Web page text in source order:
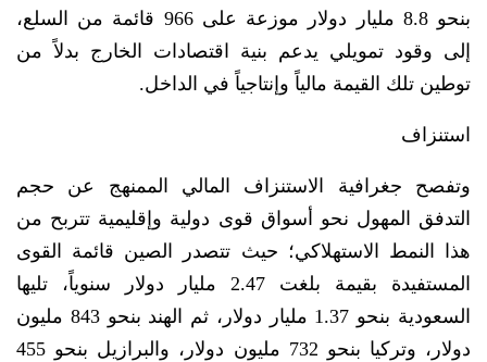
بنحو 8.8 مليار دولار موزعة على 966 قائمة من السلع،
إلى وقود تمويلي يدعم بنية اقتصادات الخارج بدلاً من
توطين تلك القيمة مالياً وإنتاجياً في الداخل.
استنزاف
وتفصح جغرافية الاستنزاف المالي الممنهج عن حجم
التدفق المهول نحو أسواق قوى دولية وإقليمية تتربح من
هذا النمط الاستهلاكي؛ حيث تتصدر الصين قائمة القوى
المستفيدة بقيمة بلغت 2.47 مليار دولار سنوياً، تليها
السعودية بنحو 1.37 مليار دولار، ثم الهند بنحو 843 مليون
دولار، وتركيا بنحو 732 مليون دولار، والبرازيل بنحو 455